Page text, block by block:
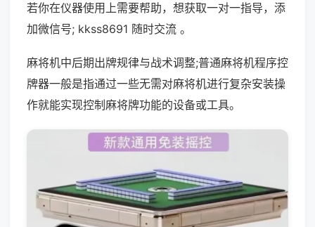
若你在仪器使用上需要帮助，想获取一对一指导，添
加微信号; kkss8691 随时交流 。
麻将机中后期出牌规律与战术调整;普通麻将机程序控
牌器一般是指通过一些无需对麻将机进行复杂安装操
作就能实现控制麻将牌功能的设备或工具。